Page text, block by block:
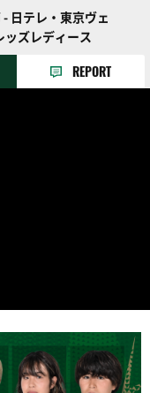
日テレ・東京ヴェ
ッズレディース
REPORT